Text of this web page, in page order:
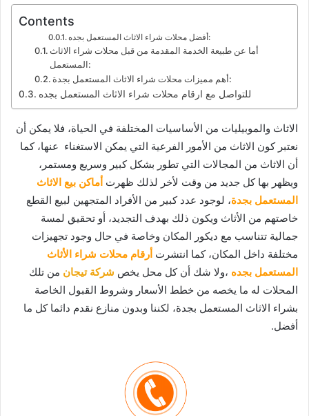
Contents
أفضل محلات شراء الاثاث المستعمل بجده:
أما عن طبيعة الخدمة المقدمة من قبل محلات شراء الاثاث
المستعمل:
أهم مميزات محلات شراء الاثاث المستعمل بجدة:
للتواصل مع ارقام محلات شراء الاثاث المستعمل بجده
الاثاث والموبيليات من الأساسيات المختلفة في الحياة، فلا يمكن أن
نعتبر كون الاثاث من الأمور الفرعية التي يمكن الاستغناء عنها، كما
أن الاثاث من المجالات التي تطور بشكل كبير وسريع ومستمر،
ويظهر بها كل جديد من وقت لأخر لذلك ظهرت أماكن بيع الاثاث
المستعمل بجدة، لوجود عدد كبير من الأفراد المتجهين لبيع القطع
خاصتهم من الأثاث ويكون ذلك بهدف التجديد، أو تحقيق لمسة
جمالية تتناسب مع ديكور المكان وخاصة في حال وجود تجهيزات
مختلفة داخل المكان، كما انتشرت أرقام محلات شراء الأثاث
المستعمل بجده ،ولا شك أن كل محل يخص شركة تيجان من تلك
المحلات له ما يخصه من خطط الأسعار وشروط القبول الخاصة
بشراء الاثاث المستعمل بجدة، لكننا وبدون منازع نقدم دائما كل ما
أفضل.